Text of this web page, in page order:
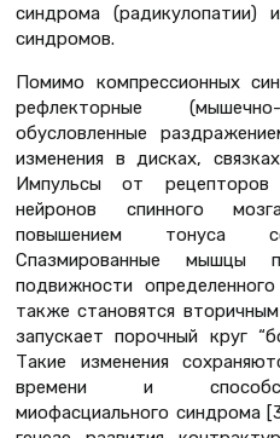
синдрома (радикулопатии)
синдромов.
Помимо компрессионных
рефлекторные
обусловленные
изменения в дисках,
Импульсы от рецепторов
нейронов спинного
повышением тонуса
Спазмированные мышцы
подвижности
также становятся
запускает порочный круг
Такие изменения
времени и
миофасциального синдрома